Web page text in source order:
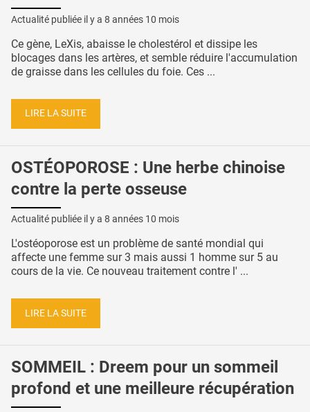
Actualité publiée il y a 8 années 10 mois
Ce gène, LeXis, abaisse le cholestérol et dissipe les
blocages dans les artères, et semble réduire l'accumulation
de graisse dans les cellules du foie. Ces ...
LIRE LA SUITE
OSTÉOPOROSE : Une herbe chinoise
contre la perte osseuse
Actualité publiée il y a 8 années 10 mois
L'ostéoporose est un problème de santé mondial qui
affecte une femme sur 3 mais aussi 1 homme sur 5 au
cours de la vie. Ce nouveau traitement contre l' ...
LIRE LA SUITE
SOMMEIL : Dreem pour un sommeil
profond et une meilleure récupération